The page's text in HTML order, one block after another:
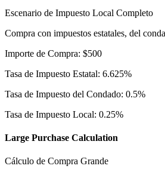
Escenario de Impuesto Local Completo
Compra con impuestos estatales, del
Importe de Compra: $500
Tasa de Impuesto Estatal: 6.625%
Tasa de Impuesto del Condado: 0.5%
Tasa de Impuesto Local: 0.25%
Large Purchase Calculation
Cálculo de Compra Grande